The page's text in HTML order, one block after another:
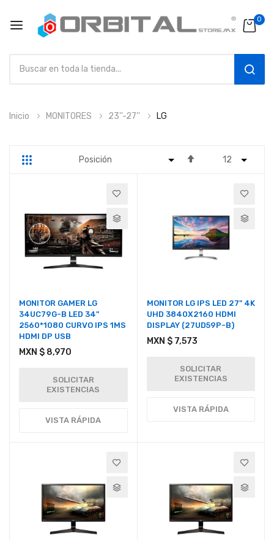
0
alInicio MONITORES 23''-27'' LG
Parrilla
MONITOR GAMER LG
34UC79G-B LED 34"
2560*1080 CURVO IPS 1MS
HDMI DP USB
MXN $ 8,970
SOLICITAR
EXISTENCIAS
VISTA RÁPIDA
MONITOR LG IPS LED 27" 4K
UHD 3840X2160 HDMI
DISPLAY (27UD59P-B)
MXN $ 7,573
SOLICITAR
EXISTENCIAS
VISTA RÁPIDA